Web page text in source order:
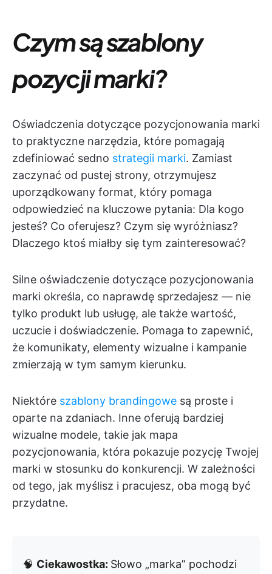
Czym są szablony
pozycji marki?
Oświadczenia dotyczące pozycjonowania marki
to praktyczne narzędzia, które pomagają
zdefiniować sedno strategii marki. Zamiast
zaczynać od pustej strony, otrzymujesz
uporządkowany format, który pomaga
odpowiedzieć na kluczowe pytania: Dla kogo
jesteś? Co oferujesz? Czym się wyróżniasz?
Dlaczego ktoś miałby się tym zainteresować?
Silne oświadczenie dotyczące pozycjonowania
marki określa, co naprawdę sprzedajesz — nie
tylko produkt lub usługę, ale także wartość,
uczucie i doświadczenie. Pomaga to zapewnić,
że komunikaty, elementy wizualne i kampanie
zmierzają w tym samym kierunku.
Niektóre szablony brandingowe są proste i
oparte na zdaniach. Inne oferują bardziej
wizualne modele, takie jak mapa
pozycjonowania, która pokazuje pozycję Twojej
marki w stosunku do konkurencji. W zależności
od tego, jak myślisz i pracujesz, oba mogą być
przydatne.
🧠 Ciekawostka: Słowo „marka” pochodzi